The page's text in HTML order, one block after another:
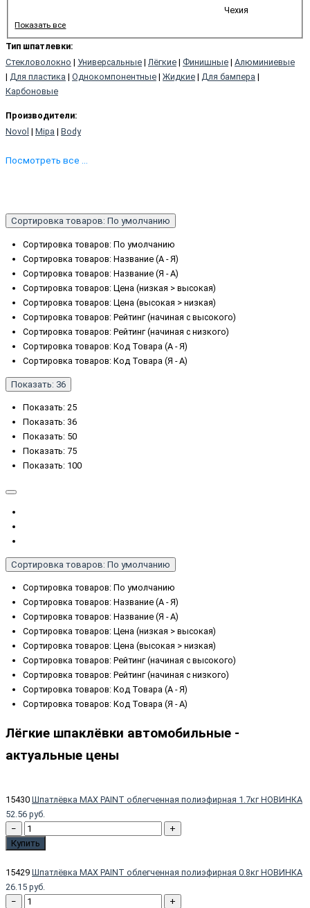
Чехия
Показать все
Тип шпатлевки:
Стекловолокно | Универсальные | Лёгкие | Финишные | Алюминиевые
| Для пластика | Однокомпонентные | Жидкие | Для бампера |
Карбоновые
Производители:
Novol | Mipa | Body
Цвета:
Напыляемые
Посмотреть все ...
Сортировка товаров: По умолчанию
Сортировка товаров: По умолчанию
Сортировка товаров: Название (А - Я)
Сортировка товаров: Название (Я - А)
Сортировка товаров: Цена (низкая > высокая)
Сортировка товаров: Цена (высокая > низкая)
Сортировка товаров: Рейтинг (начиная с высокого)
Сортировка товаров: Рейтинг (начиная с низкого)
Сортировка товаров: Код Товара (А - Я)
Сортировка товаров: Код Товара (Я - А)
Показать: 36
Показать: 25
Показать: 36
Показать: 50
Показать: 75
Показать: 100
Сортировка товаров: По умолчанию
Сортировка товаров: По умолчанию
Сортировка товаров: Название (А - Я)
Сортировка товаров: Название (Я - А)
Сортировка товаров: Цена (низкая > высокая)
Сортировка товаров: Цена (высокая > низкая)
Сортировка товаров: Рейтинг (начиная с высокого)
Сортировка товаров: Рейтинг (начиная с низкого)
Сортировка товаров: Код Товара (А - Я)
Сортировка товаров: Код Товара (Я - А)
Лёгкие шпаклёвки автомобильные -
актуальные цены
15430 Шпатлёвка MAX PAINT облегченная полиэфирная 1.7кг НОВИНКА
52.56 руб.
−
+
Купить
15429 Шпатлёвка MAX PAINT облегченная полиэфирная 0.8кг НОВИНКА
26.15 руб.
−
+